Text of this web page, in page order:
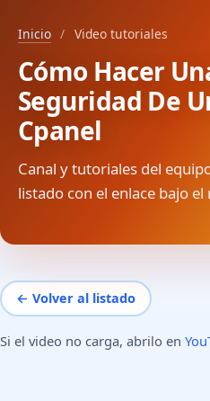
Inicio / Video tutoriales
Cómo Hacer
Seguridad De
Cpanel
Canal y tutoriales del
listado con el enlace bajo
← Volver al listado
Si el video no carga, abrilo en